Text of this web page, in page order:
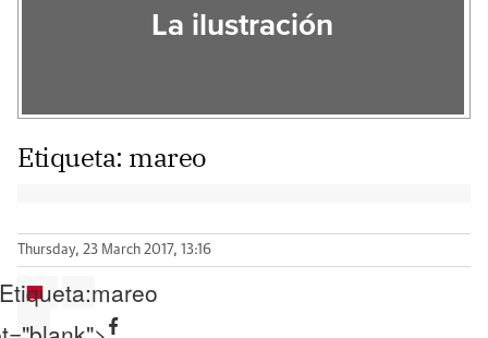
La ilustración
Etiqueta: mareo
Thursday, 23 March 2017, 13:16
Etiqueta:mareo